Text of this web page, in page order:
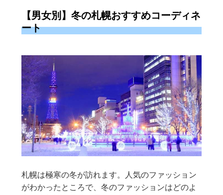
【男女別】冬の札幌おすすめコーディネ
ート
札幌は極寒の冬が訪れます。人気のファッション
がわかったところで、冬のファッションはどのよ